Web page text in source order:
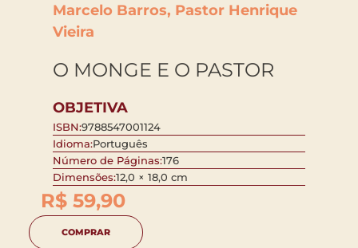
Marcelo Barros, Pastor Henrique
Vieira
O MONGE E O PASTOR
OBJETIVA
ISBN:9788547001124
Idioma:Português
Número de Páginas:176
Dimensões:12,0 × 18,0 cm
R$ 59,90
COMPRAR